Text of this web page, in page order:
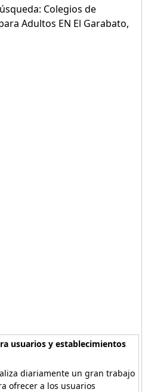
Colegios de
Adultos EN El Garabato,
usuarios y establecimientos
diariamente un gran trabajo
ofrecer a los usuarios